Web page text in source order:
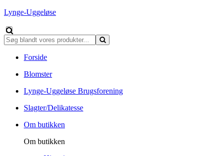
Lynge-Uggeløse
Forside
Blomster
Lynge-Uggeløse Brugsforening
Slagter/Delikatesse
Om butikken
Om butikken